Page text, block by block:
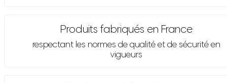
Produits fabriqués en France
respectant les normes de qualité et de sécurité en
vigueurs